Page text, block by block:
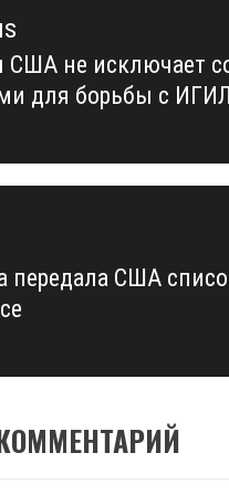
США не исключает
для борьбы с ИГИЛ
передала США